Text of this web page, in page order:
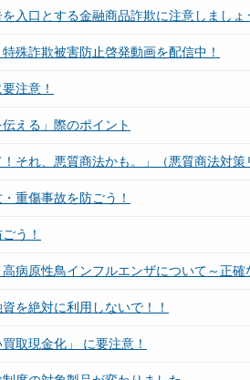
入口とする金融商品詐欺に注意しましょ
特殊詐欺被害防止啓発動画を配信中！
注意！
伝える」際のポイント
！それ、悪質商法かも。」（悪質商法対
重傷事故を防ごう！
う！
病原性鳥インフルエンザについて～正
を絶対に利用しないで！！
取現金化」 に要注意！